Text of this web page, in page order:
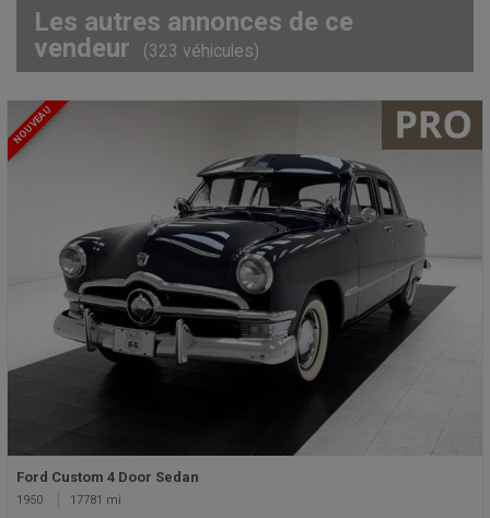
Les autres annonces de ce
vendeur
(323 véhicules)
NOUVEAU
Ford Custom 4 Door Sedan
1950 17781 mi